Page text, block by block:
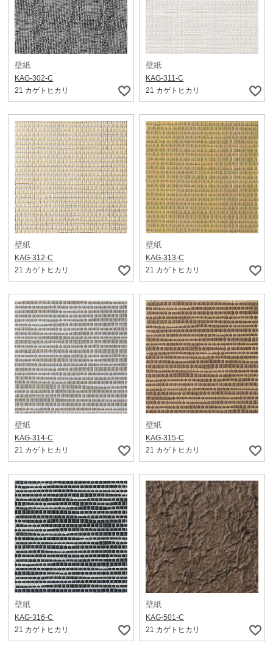
壁紙
KAG-302-C
21 カゲトヒカリ
壁紙
KAG-311-C
21 カゲトヒカリ
壁紙
KAG-312-C
21 カゲトヒカリ
壁紙
KAG-313-C
21 カゲトヒカリ
壁紙
KAG-314-C
21 カゲトヒカリ
壁紙
KAG-315-C
21 カゲトヒカリ
壁紙
KAG-316-C
21 カゲトヒカリ
壁紙
KAG-501-C
21 カゲトヒカリ